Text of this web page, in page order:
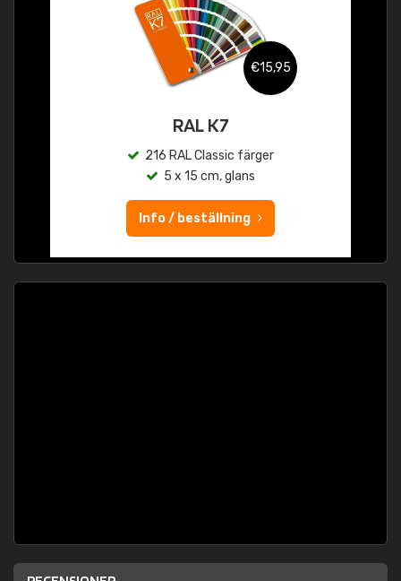
€15,95
RAL K7
216 RAL Classic färger
5 x 15 cm, glans
Info / beställning